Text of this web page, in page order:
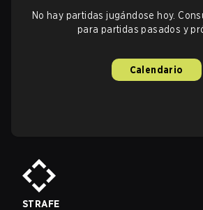
No hay partidas jugándose hoy.
para partidas pasados y
Calendario
STRAFE